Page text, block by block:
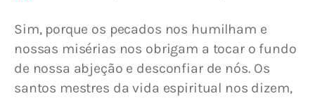
Sim, porque os pecados nos humilham e
nossas misérias nos obrigam a tocar o fundo
de nossa abjeção e desconfiar de nós. Os
santos mestres da vida espiritual nos dizem,